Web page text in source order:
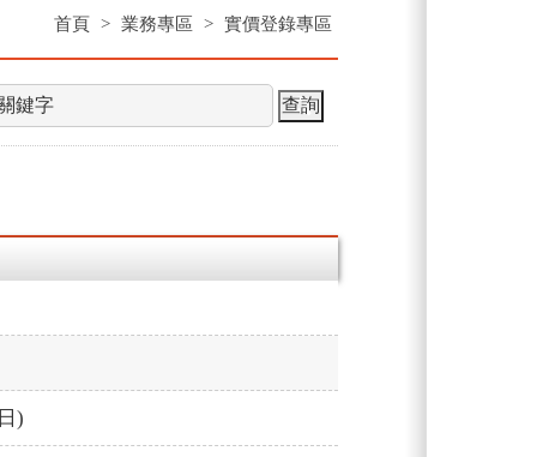
首頁 > 業務專區 > 實價登錄專區
)